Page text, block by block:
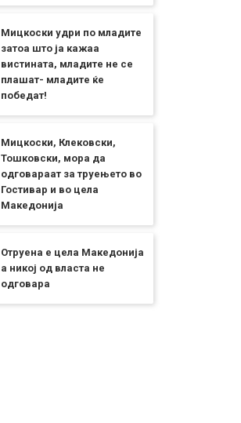
Мицкоски удри по младите
затоа што ја кажаа
вистината, младите не се
плашат- младите ќе
победат!
Мицкоски, Клековски,
Тошковски, мора да
одговараат за труењето во
Гостивар и во цела
Македонија
Отруена е цела Македонија
а никој од власта не
одговара